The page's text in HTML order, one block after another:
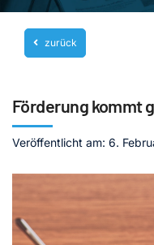
Themen
Blog
Service
Mediathek
Jetzt abonnieren
Kontakt
zurück
Förderung kommt
Veröffentlicht am: 6.